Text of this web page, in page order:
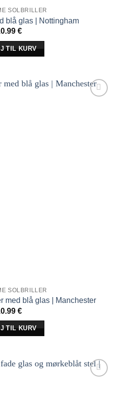
SOLBRILLER
blå glas | Nottingham
€
TIL KURV
SOLBRILLER
med blå glas | Manchester
€
TIL KURV